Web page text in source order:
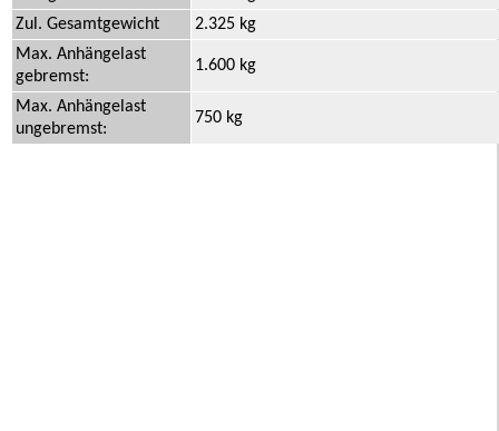
Zul. Gesamtgewicht
2.325 kg
Max. Anhängelast
gebremst:
1.600 kg
Max. Anhängelast
ungebremst:
750 kg